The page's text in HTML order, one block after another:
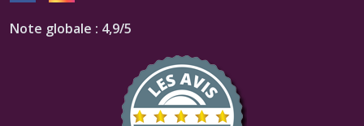
Note globale : 4,9/5